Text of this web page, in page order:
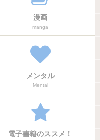
漫画
manga
メンタル
Mental
電子書籍のススメ！